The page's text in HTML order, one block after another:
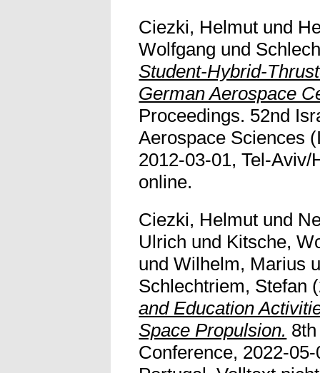
Ciezki, Helmut und
Wolfgang und
Student-Hybrid-
German Aerospace
Proceedings. 52nd
Aerospace Sciences
2012-03-01, Tel-
online.
Ciezki, Helmut und
Ulrich und Kitsche,
undWilhelm, Marius
Schlechtriem, Stefan
and Education
Space Propulsion.
Conference, 2022-